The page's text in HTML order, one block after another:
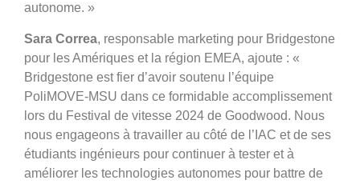
autonome. »
Sara Correa, responsable marketing pour Bridgestone
pour les Amériques et la région EMEA, ajoute : «
Bridgestone est fier d’avoir soutenu l’équipe
PoliMOVE-MSU dans ce formidable accomplissement
lors du Festival de vitesse 2024 de Goodwood. Nous
nous engageons à travailler au côté de l’IAC et de ses
étudiants ingénieurs pour continuer à tester et à
améliorer les technologies autonomes pour battre de